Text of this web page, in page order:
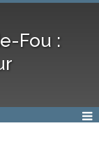
Fou :